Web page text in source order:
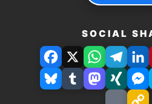
SOCIAL
Facebook
X WhatsApp
BlueskyTumblrMastodon
Xing